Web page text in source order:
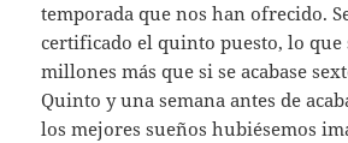
temporada que nos han ofrecido.
certificado el quinto puesto, lo que
millones más que si se acabase
Quinto y una semana antes de
los mejores sueños hubiésemos